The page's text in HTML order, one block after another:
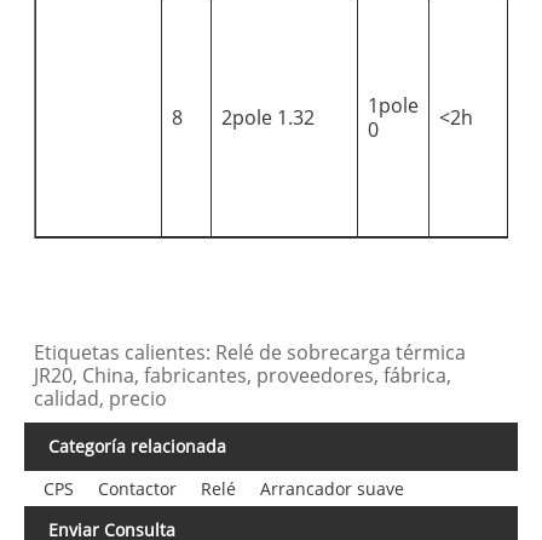
8 2pole 1.32
1pole
0
<2h
Etiquetas calientes: Relé de sobrecarga térmica
JR20, China, fabricantes, proveedores, fábrica,
calidad, precio
Categoría relacionada
CPS
Contactor Relé
Arrancador suave
Enviar Consulta